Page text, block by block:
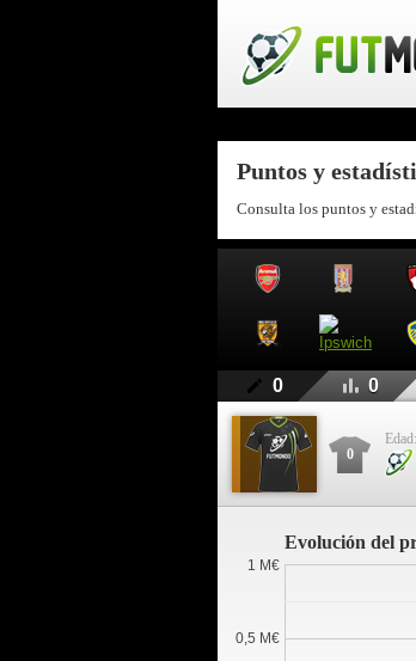
Puntos y
Consulta los puntos y
0 0
0
Edad:
Evolución del
0,5 M€
1 M€